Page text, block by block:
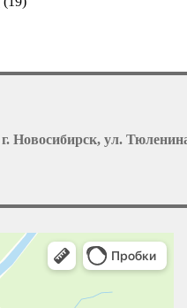
г. Новосибирск, ул.